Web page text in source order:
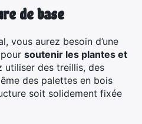
de base
vous aurez besoin d’une
soutenir les plantes et
utiliser des treillis, des
des palettes en bois
soit solidement fixée